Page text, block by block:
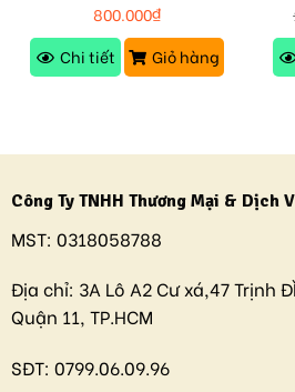
800.000₫
Chi tiết
Giỏ hàng
Công Ty TNHH Thương Mại & Dịch
MST: 0318058788
Địa chỉ: 3A Lô A2 Cư xá,47 Trịnh
Quận 11, TP.HCM
SĐT: 0799.06.09.96